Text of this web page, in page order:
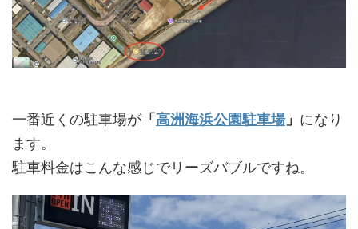
一番近くの駐車場が 「高洲海浜公園駐車場」 になり
ます。
駐車料金はこんな感じでリーズバブルですね。